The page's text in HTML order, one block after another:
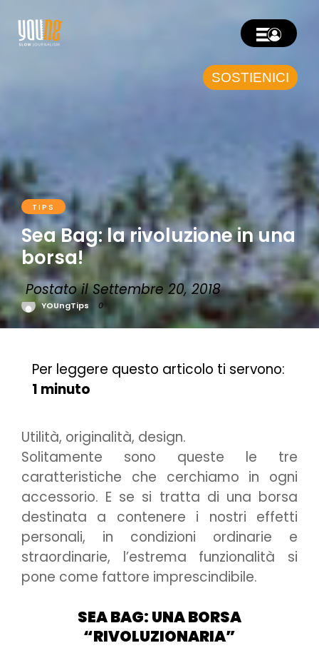
SOSTIENICI
TIPS
Sea Bag: la rivoluzione in una
borsa!
Postato il Settembre 20, 2018
YOUngTips 0
Per leggere questo articolo ti servono:
1 minuto
Utilità, originalità, design.
Solitamente sono queste le tre
caratteristiche che cerchiamo in ogni
accessorio. E se si tratta di una borsa
destinata a contenere i nostri effetti
personali, in condizioni ordinarie e
straordinarie, l’estrema funzionalità si
pone come fattore imprescindibile.
SEA BAG: UNA BORSA
“RIVOLUZIONARIA”